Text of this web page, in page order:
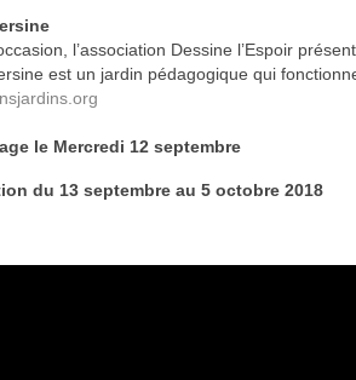
l’association Dessine l’Espoir
est un jardin pédagogique qui
le Mercredi 12 septembre
du 13 septembre au 5 octobre 2018